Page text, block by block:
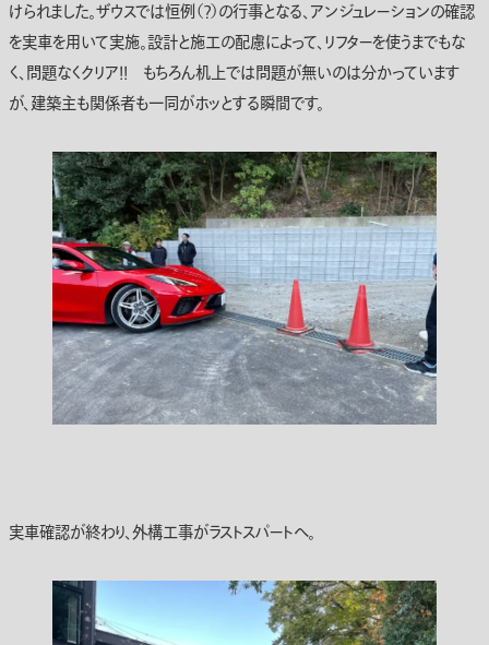
けられました。ザウスでは恒例（？）の行事となる、アンジュレーションの確認
を実車を用いて実施。設計と施工の配慮によって、リフターを使うまでもな
く、問題なくクリア！！ もちろん机上では問題が無いのは分かっています
が、建築主も関係者も一同がホッとする瞬間です。
実車確認が終わり、外構工事がラストスパートへ。